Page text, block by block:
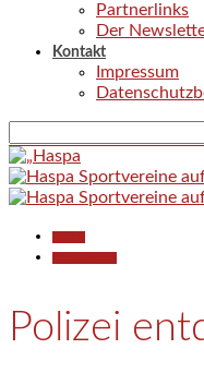
Partnerlinks
Der
Kontakt
Impressum
Polizei